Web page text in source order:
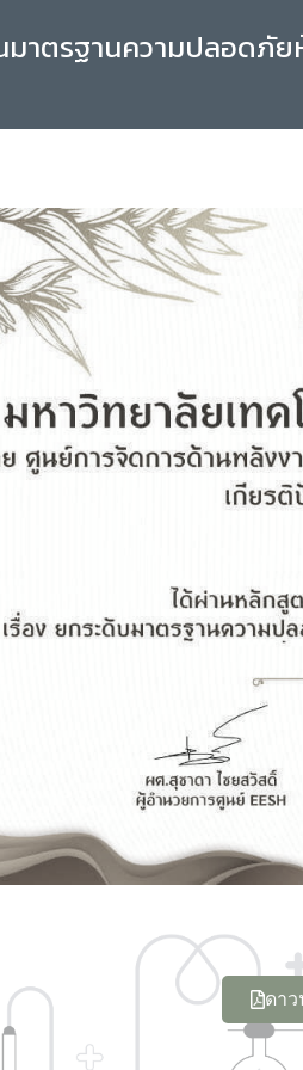
มาตรฐานความปลอดภั
ดาว